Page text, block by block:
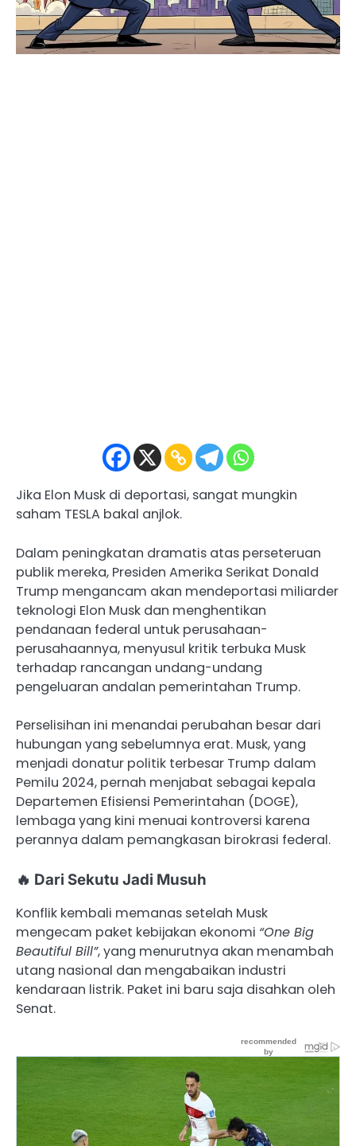
Jika Elon Musk di deportasi, sangat mungkin
saham TESLA bakal anjlok.
Dalam peningkatan dramatis atas perseteruan
publik mereka, Presiden Amerika Serikat Donald
Trump mengancam akan mendeportasi miliarder
teknologi Elon Musk dan menghentikan
pendanaan federal untuk perusahaan-
perusahaannya, menyusul kritik terbuka Musk
terhadap rancangan undang-undang
pengeluaran andalan pemerintahan Trump.
Perselisihan ini menandai perubahan besar dari
hubungan yang sebelumnya erat. Musk, yang
menjadi donatur politik terbesar Trump dalam
Pemilu 2024, pernah menjabat sebagai kepala
Departemen Efisiensi Pemerintahan (DOGE),
lembaga yang kini menuai kontroversi karena
perannya dalam pemangkasan birokrasi federal.
🔥 Dari Sekutu Jadi Musuh
Konflik kembali memanas setelah Musk
mengecam paket kebijakan ekonomi “One Big
Beautiful Bill”, yang menurutnya akan menambah
utang nasional dan mengabaikan industri
kendaraan listrik. Paket ini baru saja disahkan oleh
Senat.